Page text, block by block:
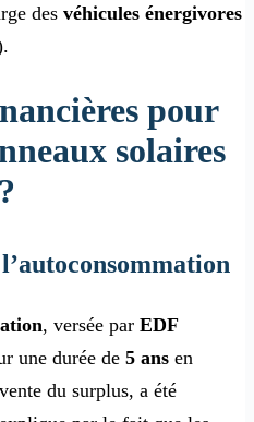
des véhicules énergivores
pour
solaires
, versée par EDF
une durée de 5 ans en
du surplus, a été